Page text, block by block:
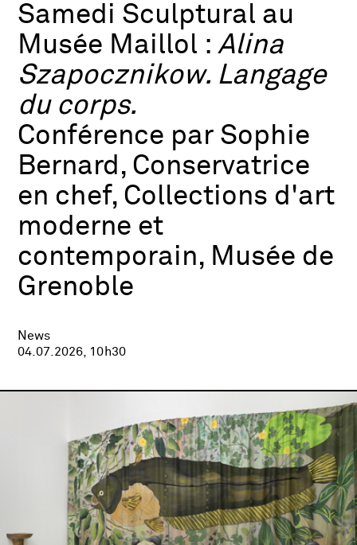
Samedi Sculptural au
Musée Maillol :Alina
Szapocznikow. Langage
du corps.
Conférence par Sophie
Bernard, Conservatrice
en chef, Collections d'art
moderne et
contemporain, Musée de
Grenoble
News
04.07.2026, 10h30